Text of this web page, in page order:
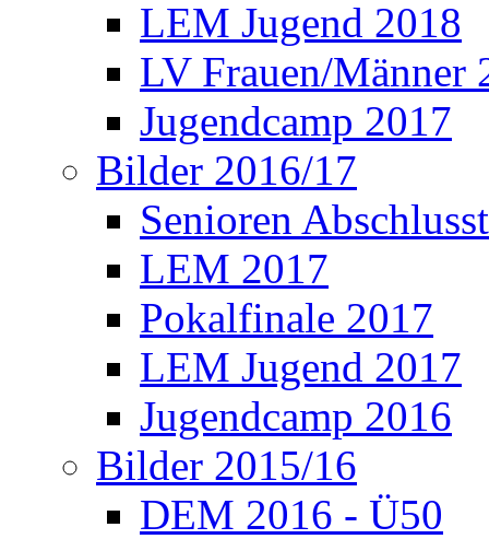
LEM Jugend 2018
LV Frauen/Männer
Jugendcamp 2017
Bilder 2016/17
Senioren
LEM 2017
Pokalfinale 2017
LEM Jugend 2017
Jugendcamp 2016
Bilder 2015/16
DEM 2016 - Ü50